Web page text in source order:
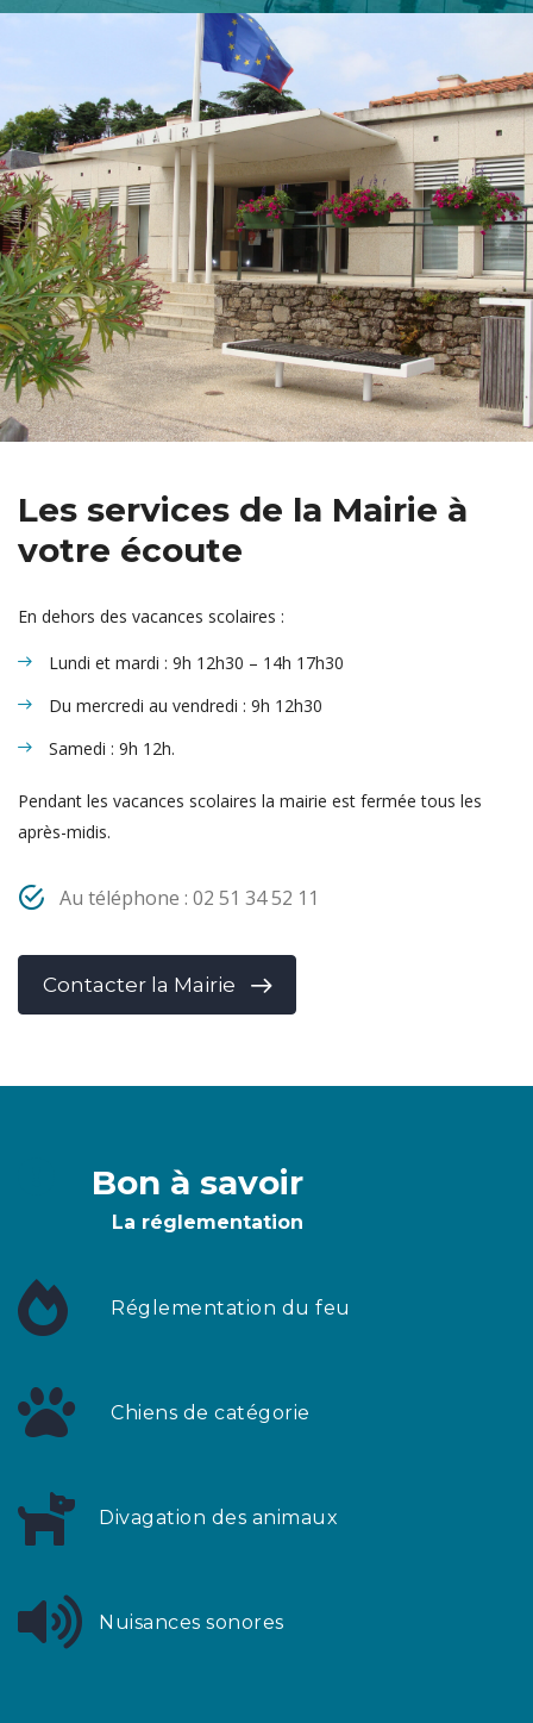
Les services de la Mairie à
votre écoute
En dehors des vacances scolaires :
Lundi et mardi : 9h 12h30 – 14h 17h30
Du mercredi au vendredi : 9h 12h30
Samedi : 9h 12h.
Pendant les vacances scolaires la mairie est fermée tous les
après-midis.
Au téléphone : 02 51 34 52 11
Contacter la Mairie
Bon à savoir
La réglementation
Réglementation du feu
Chiens de catégorie
Divagation des animaux
Nuisances sonores